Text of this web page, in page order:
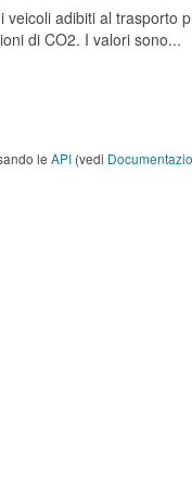
adibiti al trasporto
di CO2. I valori sono...
le API (vedi